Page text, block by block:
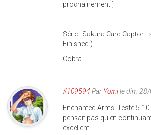
prochainement )
Série : Sakura Card Captor :
Finished )
Cobra.
#109594 Par Yomile dim
Enchanted Arms: Testé 5-
pensait pas qu'en
excellent!